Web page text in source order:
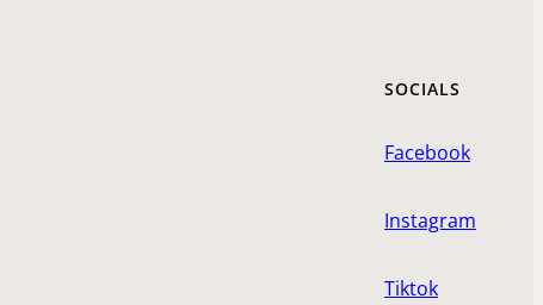
SOCIALS
Facebook
Instagram
Tiktok